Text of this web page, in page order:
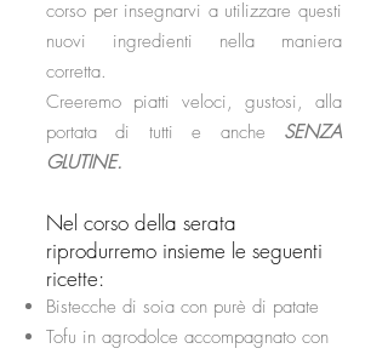
corso per insegnarvi a utilizzare questi
nuovi ingredienti nella maniera
corretta.
Creeremo piatti veloci, gustosi, alla
portata di tutti e anche SENZA
GLUTINE.
Nel corso della serata
riprodurremo insieme le seguenti
ricette:
Bistecche di soia con purè di patate
Tofu in agrodolce accompagnato con